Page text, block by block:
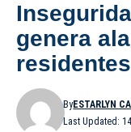
genera
Last Updated:
ByESTARLYN